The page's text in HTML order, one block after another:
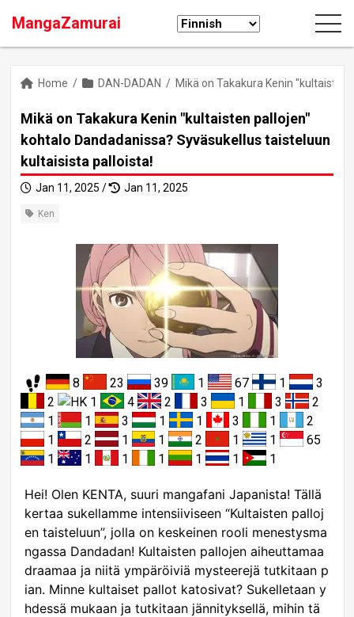
MangaZamurai
Home / DAN-DADAN / Mikä on Takakura Kenin
Mikä on Takakura Kenin "kultaisten pallojen"
kohtalo Dandadanissa? Syväsukellus taisteluun
kultaisista palloista!
Jan 11, 2025 / Jan 11, 2025
Ken
8 23 39 1 67 1
3
2
1 4 2 3 1 3
2
1
1 3 1 1 3 1
2
1
2 1 1 2 1 1
65
1
1 1 1 1 1 1
Hei! Olen KENTA, suuri mangafani Japanista! Tällä
kertaa sukellamme intensiiviseen “Kultaisten palloj
en taisteluun”, jolla on keskeinen rooli menestysma
ngassa Dandadan! Kultaisten pallojen aiheuttamaa
draamaa ja niitä ympäröiviä mysteerejä tutkitaan p
ian. Minne kultaiset pallot katosivat? Sukelletaan y
hdessä mukaan ja tutkitaan jännityksellä, mihin tä